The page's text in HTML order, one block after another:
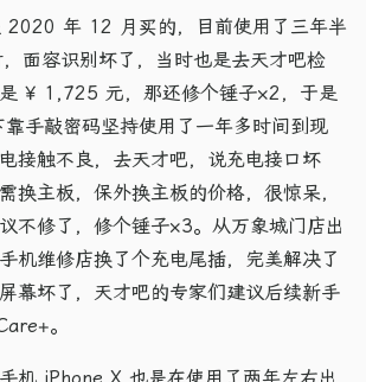
年 12 月买的，目前使用了三年半
面容识别坏了，当时也是去天才吧检
¥ 1,725 元，那还修个锤子×2，于是
手敲密码坚持使用了一年多时间到现
接触不良，去天才吧，说充电接口坏
换主板，保外换主板的价格，很惊呆，
不修了，修个锤子×3。从万象城门店出
机维修店换了个充电尾插，完美解决了
幕坏了，天才吧的专家们建议后续新手
。